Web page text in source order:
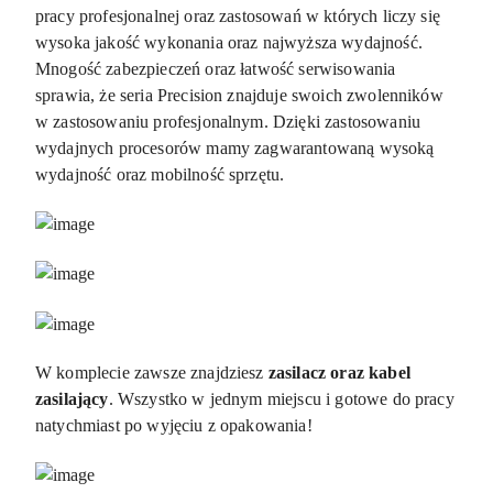
pracy profesjonalnej oraz zastosowań w których liczy się
wysoka jakość wykonania oraz najwyższa wydajność.
Mnogość zabezpieczeń oraz łatwość serwisowania
sprawia, że seria Precision znajduje swoich zwolenników
w zastosowaniu profesjonalnym. Dzięki zastosowaniu
wydajnych procesorów mamy zagwarantowaną wysoką
wydajność oraz mobilność sprzętu.
W komplecie zawsze znajdziesz zasilacz oraz kabel
zasilający. Wszystko w jednym miejscu i gotowe do pracy
natychmiast po wyjęciu z opakowania!